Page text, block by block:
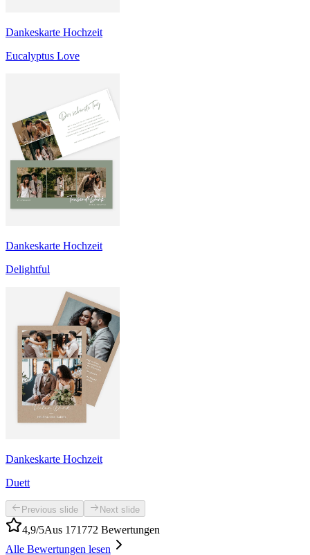
Dankeskarte Hochzeit
Eucalyptus Love
Dankeskarte Hochzeit
Delightful
Dankeskarte Hochzeit
Duett
Previous slide Next slide
4,9/5Aus 171772 Bewertungen
Alle Bewertungen lesen